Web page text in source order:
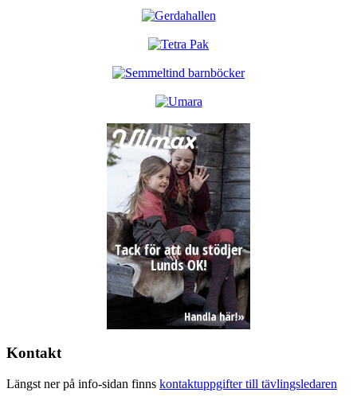
Kontakt
Längst ner på info-sidan finns kontaktuppgifter till tävlingsledaren